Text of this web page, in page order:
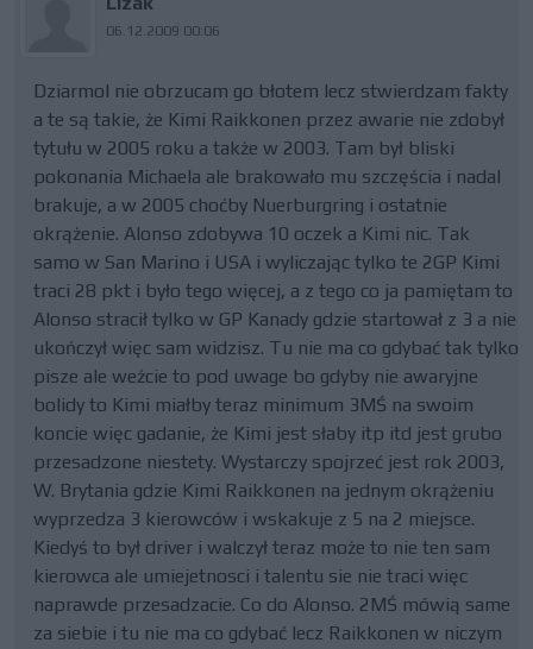
06.12.2009 00:06
Dziarmol nie obrzucam go błotem lecz stwierdzam fakty
a te są takie, że Kimi Raikkonen przez awarie nie zdobył
tytułu w 2005 roku a także w 2003. Tam był bliski
pokonania Michaela ale brakowało mu szczęścia i nadal
brakuje, a w 2005 choćby Nuerburgring i ostatnie
okrążenie. Alonso zdobywa 10 oczek a Kimi nic. Tak
samo w San Marino i USA i wyliczając tylko te 2GP Kimi
traci 28 pkt i było tego więcej, a z tego co ja pamiętam to
Alonso stracił tylko w GP Kanady gdzie startował z 3 a nie
ukończył więc sam widzisz. Tu nie ma co gdybać tak tylko
pisze ale weźcie to pod uwage bo gdyby nie awaryjne
bolidy to Kimi miałby teraz minimum 3MŚ na swoim
koncie więc gadanie, że Kimi jest słaby itp itd jest grubo
przesadzone niestety. Wystarczy spojrzeć jest rok 2003,
W. Brytania gdzie Kimi Raikkonen na jednym okrążeniu
wyprzedza 3 kierowców i wskakuje z 5 na 2 miejsce.
Kiedyś to był driver i walczył teraz może to nie ten sam
kierowca ale umiejetnosci i talentu sie nie traci więc
naprawde przesadzacie. Co do Alonso. 2MŚ mówią same
za siebie i tu nie ma co gdybać lecz Raikkonen w niczym